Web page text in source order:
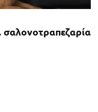
σαλονοτραπεζαρία